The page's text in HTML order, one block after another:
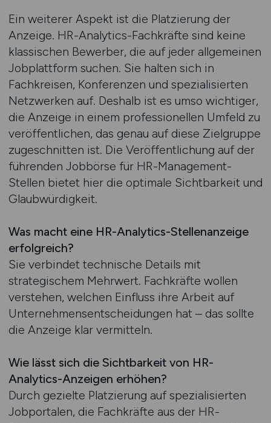
Ein weiterer Aspekt ist die Platzierung der
Anzeige. HR-Analytics-Fachkräfte sind keine
klassischen Bewerber, die auf jeder allgemeinen
Jobplattform suchen. Sie halten sich in
Fachkreisen, Konferenzen und spezialisierten
Netzwerken auf. Deshalb ist es umso wichtiger,
die Anzeige in einem professionellen Umfeld zu
veröffentlichen, das genau auf diese Zielgruppe
zugeschnitten ist. Die Veröffentlichung auf der
führenden Jobbörse für HR-Management-
Stellen bietet hier die optimale Sichtbarkeit und
Glaubwürdigkeit.
Was macht eine HR-Analytics-Stellenanzeige
erfolgreich?
Sie verbindet technische Details mit
strategischem Mehrwert. Fachkräfte wollen
verstehen, welchen Einfluss ihre Arbeit auf
Unternehmensentscheidungen hat – das sollte
die Anzeige klar vermitteln.
Wie lässt sich die Sichtbarkeit von HR-
Analytics-Anzeigen erhöhen?
Durch gezielte Platzierung auf spezialisierten
Jobportalen, die Fachkräfte aus der HR-